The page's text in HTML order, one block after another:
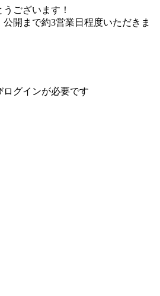
ございます！
開まで約3営業日程度いただきま
グインが必要です